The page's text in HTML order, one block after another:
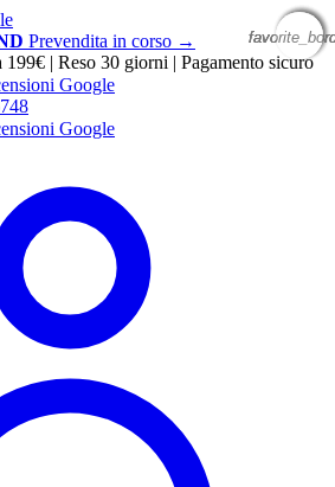
Prevendita in corso →
199€ | Reso 30 giorni | Pagamento sicuro
Google
Google